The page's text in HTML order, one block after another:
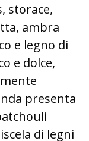
storace,
ambra
e legno di
e dolce,
presenta
di legni